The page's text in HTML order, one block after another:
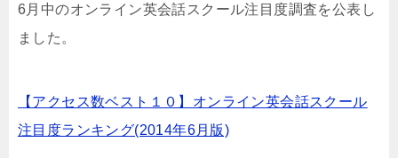
6月中のオンライン英会話スクール注目度調査を公表し
ました。
【アクセス数ベスト１０】オンライン英会話スクール
注目度ランキング(2014年6月版)